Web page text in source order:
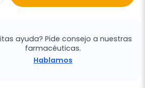
ayuda? Pide consejo a nuestras
farmacéuticas.
Hablamos